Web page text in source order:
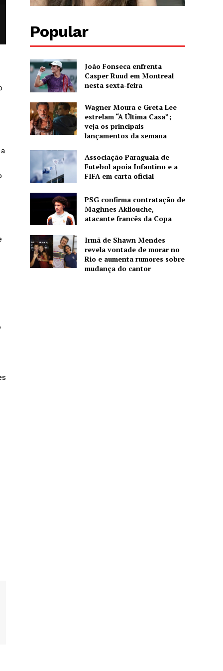
Popular
João Fonseca enfrenta
Casper Ruud em Montreal
nesta sexta-feira
Wagner Moura e Greta Lee
estrelam “A Última Casa”;
veja os principais
lançamentos da semana
Associação Paraguaia de
Futebol apoia Infantino e a
FIFA em carta oficial
PSG confirma contratação de
Maghnes Akliouche,
atacante francês da Copa
Irmã de Shawn Mendes
revela vontade de morar no
Rio e aumenta rumores sobre
mudança do cantor